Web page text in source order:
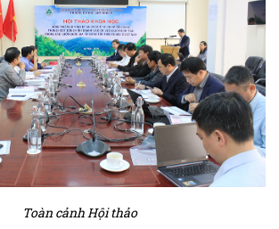
Toàn cảnh Hội thảo